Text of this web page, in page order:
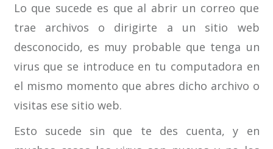
Lo que sucede es que al abrir un correo que
trae archivos o dirigirte a un sitio web
desconocido, es muy probable que tenga un
virus que se introduce en tu computadora en
el mismo momento que abres dicho archivo o
visitas ese sitio web.
Esto sucede sin que te des cuenta, y en